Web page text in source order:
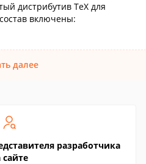
дистрибутив TeX для
включены:
далее
разработчика
сайте